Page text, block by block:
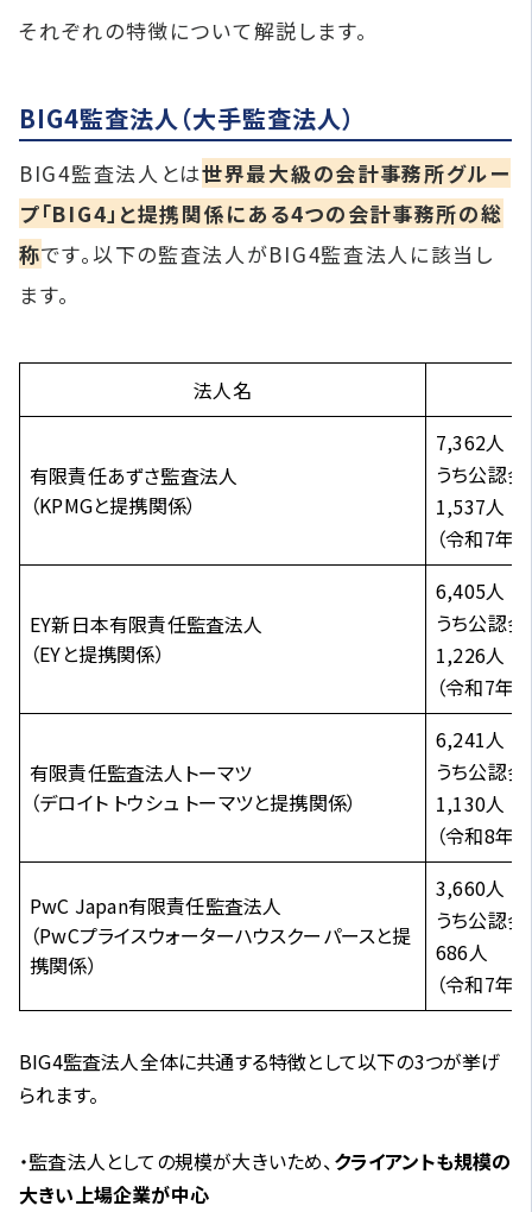
それぞれの特徴について解説します。
BIG4監査法人（大手監査法人）
BIG4監査法人とは世界最大級の会計事務所グルー
プ「BIG4」と提携関係にある4つの会計事務所の総
称です。以下の監査法人がBIG4監査法人に該当し
ます。
法人名
有限責任あずさ監査法人
（KPMGと提携関係）
7,362人
うち公認
1,537人
（令和7年
EY新日本有限責任監査法人
（EYと提携関係）
6,405人
うち公認
1,226人
（令和7年
有限責任監査法人トーマツ
（デロイト トウシュ トーマツと提携関係）
6,241人
うち公認
1,130人
（令和8年
PwC Japan有限責任監査法人
（PwCプライスウォーターハウスクーパースと提
携関係）
3,660人
うち公認
686人
（令和7年
BIG4監査法人全体に共通する特徴として以下の3つが挙げ
られます。
・監査法人としての規模が大きいため、クライアントも規模の
大きい上場企業が中心